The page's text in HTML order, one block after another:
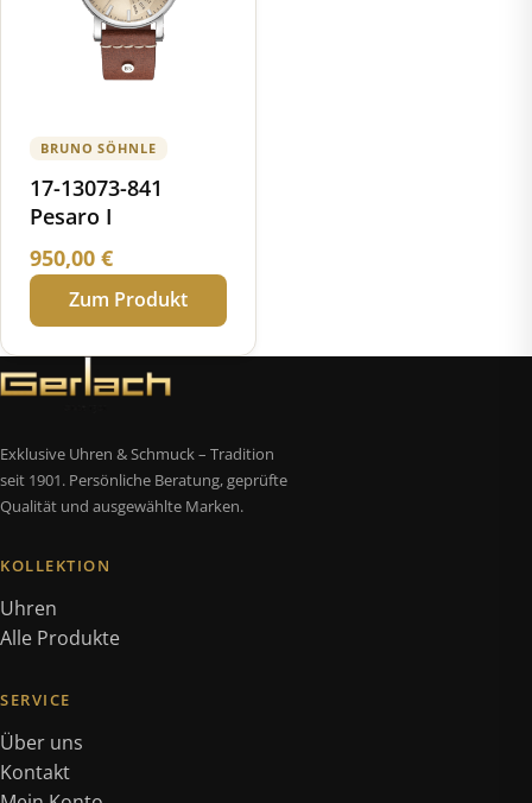
BRUNO SÖHNLE
17-13073-841
Pesaro I
950,00 €
Zum Produkt
Exklusive Uhren & Schmuck – Tradition
seit 1901. Persönliche Beratung, geprüfte
Qualität und ausgewählte Marken.
KOLLEKTION
Uhren
Alle Produkte
SERVICE
Über uns
Kontakt